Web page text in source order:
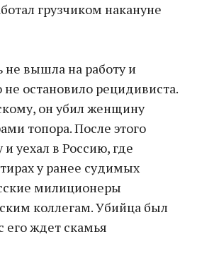
грузчиком накануне
не вышла на работу и
не остановило рецидивиста.
он убил женщину
топора. После этого
уехал в Россию, где
у ранее судимых
милиционеры
коллегам. Убийца был
его ждет скамья